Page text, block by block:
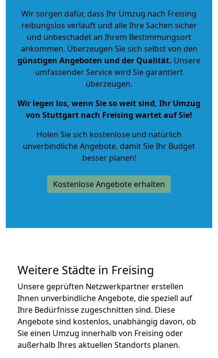
Wir sorgen dafür, dass Ihr Umzug nach Freising
reibungslos verläuft und alle Ihre Sachen sicher
und unbeschadet an Ihrem Bestimmungsort
ankommen. Überzeugen Sie sich selbst von den
günstigen Angeboten und der Qualität. Unsere
umfassender Service wird Sie garantiert
überzeugen.
Wir legen los, wenn Sie so weit sind, Ihr Umzug
von Stuttgart nach Freising wartet auf Sie!
Holen Sie sich kostenlose und natürlich
unverbindliche Angebote, damit Sie Ihr Budget
besser planen!
Kostenlose Angebote erhalten
Weitere Städte in Freising
Unsere geprüften Netzwerkpartner erstellen
Ihnen unverbindliche Angebote, die speziell auf
Ihre Bedürfnisse zugeschnitten sind. Diese
Angebote sind kostenlos, unabhängig davon, ob
Sie einen Umzug innerhalb von Freising oder
außerhalb Ihres aktuellen Standorts planen.